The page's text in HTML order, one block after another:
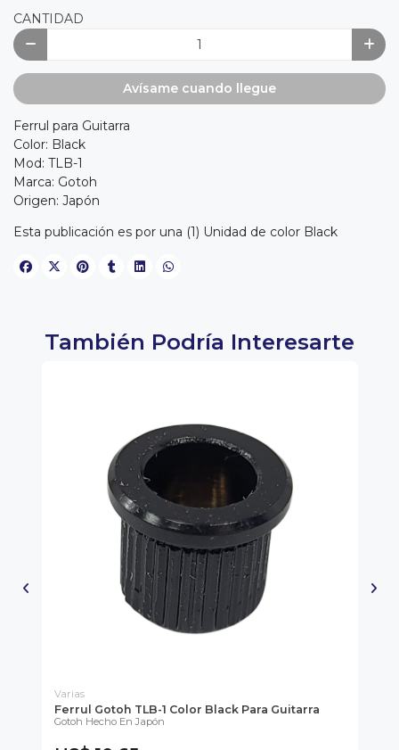
CANTIDAD
Avísame cuando llegue
Ferrul para Guitarra
Color: Black
Mod: TLB-1
Marca: Gotoh
Origen: Japón
Esta publicación es por una (1) Unidad de color Black
También Podría Interesarte
Varias
Ferrul Gotoh TLB-1 Color Black Para Guitarra
Gotoh Hecho En Japón